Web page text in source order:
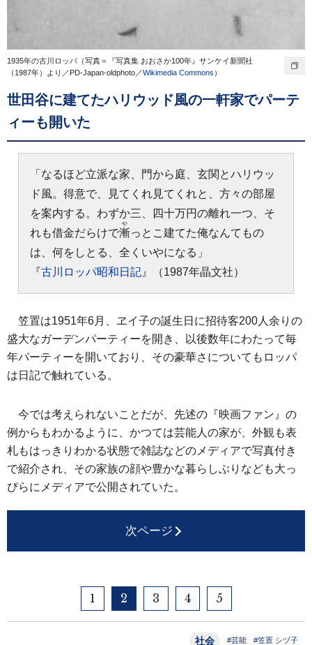
1935年の古川ロッパ（写真＝『写真集 おおさか100年』サンケイ新聞社
（1987年）より／PD-Japan-oldphoto／Wikimedia Commons ）
世田谷に建てたハリウッド風の一軒家でパーテ
ィーも開いた
「なるほど立派な家、門から庭、玄関とハリウッ
ド風。得意で、見てくれ見てくれと、方々の部屋
を案内する。わずか三、四十万円の離れ一つ、そ
れも借金だらけで漸
や
っとこ建てた俺なんてもの
は、何をしとる、全くいやになる」
『古川ロッパ昭和日記 』（1987年晶文社）
笠置は1951年6月、ヱイ子の誕生日に招待客200人余りの
盛大なガーデンパーティーを開き、以後数年にわたって毎
年パーティーを開いており、その豪華さについてもロッパ
は日記で触れている。
今では考えられないことだが、先述の『映画ファン』の
例からもわかるように、かつては芸能人の家が、外観も表
札もはっきりわかる状態で雑誌などのメディアで写真付き
で紹介され、その家族の顔や豊かな暮らしぶりなども大っ
ぴらにメディアで公開されていた。
次ページ
1 2 3 4 5
社会 #芸能 #笠置 シヅ子